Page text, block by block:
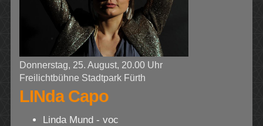
Donnerstag, 25. August, 20.00 Uhr
Freilichtbühne Stadtpark Fürth
LINda Capo
Linda Mund - voc